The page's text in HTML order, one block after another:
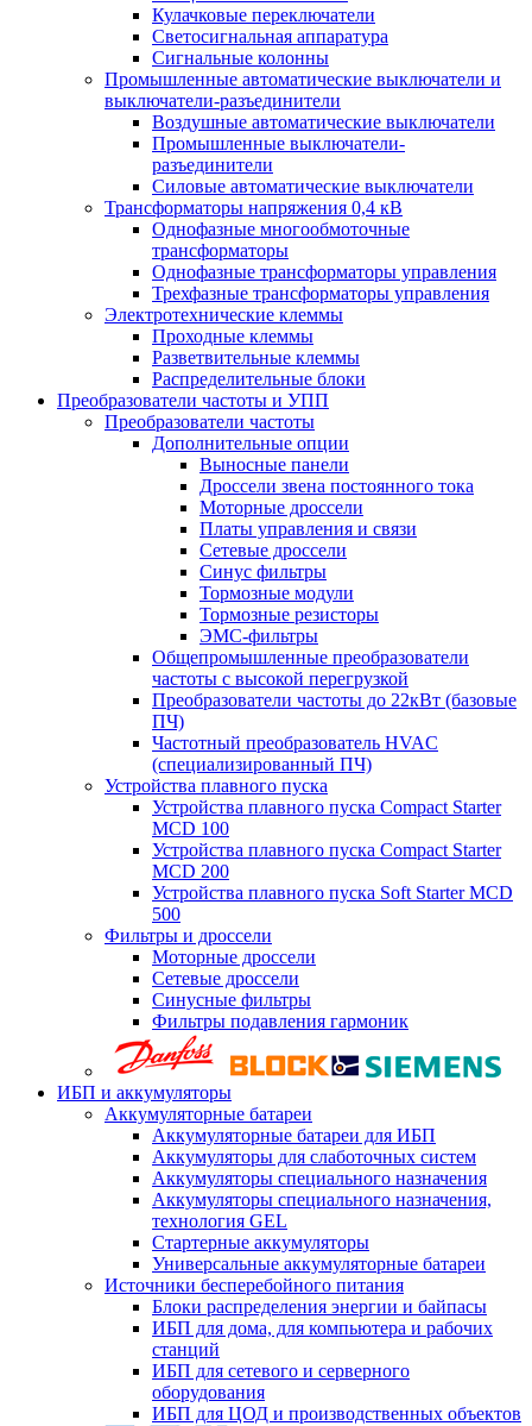
Кулачковые переключатели
Светосигнальная аппаратура
Сигнальные колонны
Промышленные автоматические выключатели и
выключатели-разъединители
Воздушные автоматические выключатели
Промышленные выключатели-
разъединители
Силовые автоматические выключатели
Трансформаторы напряжения 0,4 кВ
Однофазные многообмоточные
трансформаторы
Однофазные трансформаторы управления
Трехфазные трансформаторы управления
Электротехнические клеммы
Проходные клеммы
Разветвительные клеммы
Распределительные блоки
Преобразователи частоты и УПП
Преобразователи частоты
Дополнительные опции
Выносные панели
Дроссели звена постоянного тока
Моторные дроссели
Платы управления и связи
Сетевые дроссели
Синус фильтры
Тормозные модули
Тормозные резисторы
ЭМС-фильтры
Общепромышленные преобразователи
частоты с высокой перегрузкой
Преобразователи частоты до 22кВт (базовые
ПЧ)
Частотный преобразователь HVAC
(специализированный ПЧ)
Устройства плавного пуска
Устройства плавного пуска Compact Starter
MCD 100
Устройства плавного пуска Compact Starter
MCD 200
Устройства плавного пуска Soft Starter MCD
500
Фильтры и дроссели
Моторные дроссели
Сетевые дроссели
Синусные фильтры
Фильтры подавления гармоник
ИБП и аккумуляторы
Аккумуляторные батареи
Аккумуляторные батареи для ИБП
Аккумуляторы для слаботочных систем
Аккумуляторы специального назначения
Аккумуляторы специального назначения,
технология GEL
Стартерные аккумуляторы
Универсальные аккумуляторные батареи
Источники бесперебойного питания
Блоки распределения энергии и байпасы
ИБП для дома, для компьютера и рабочих
станций
ИБП для сетевого и серверного
оборудования
ИБП для ЦОД и производственных объектов